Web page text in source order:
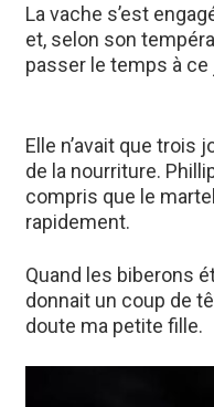
La vache s’est
et, selon son
passer le temps à ce
Elle n’avait que trois
de la nourriture.
compris que le
rapidement.
Quand les biberons
donnait un coup de
doute ma petite fille.